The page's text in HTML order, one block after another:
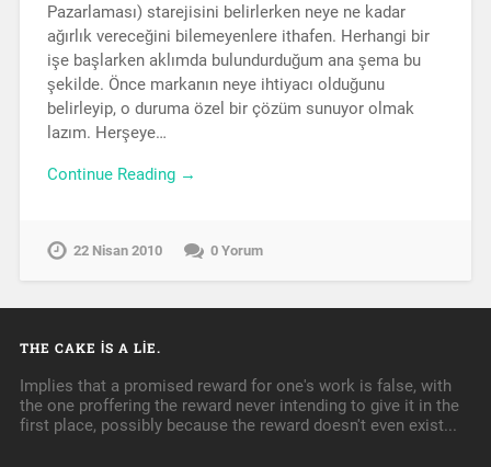
Pazarlaması) starejisini belirlerken neye ne kadar
ağırlık vereceğini bilemeyenlere ithafen. Herhangi bir
işe başlarken aklımda bulundurduğum ana şema bu
şekilde. Önce markanın neye ihtiyacı olduğunu
belirleyip, o duruma özel bir çözüm sunuyor olmak
lazım. Herşeye…
Continue Reading →
22 Nisan 2010 0 Yorum
THE CAKE IS A LIE.
Implies that a promised reward for one's work is false, with
the one proffering the reward never intending to give it in the
first place, possibly because the reward doesn't even exist...